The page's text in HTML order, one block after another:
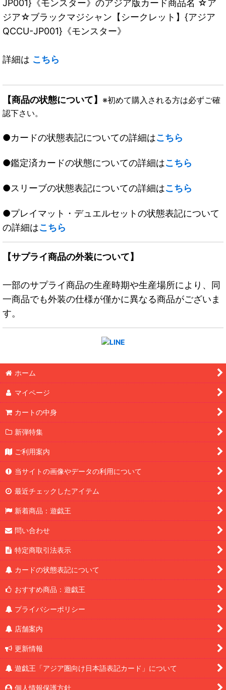
JP001}《モンスター》のアジア版カード商品名 ☆ア
ジア☆ブラックマジシャン【シークレット】{アジア
QCCU-JP001}《モンスター》
詳細は こちら
【商品の状態について】 ※初めて購入される方は必ずご確
認下さい。
●カードの状態表記についての詳細はこちら
●鑑定済カードの状態についての詳細はこちら
●スリーブの状態表記についての詳細はこちら
●プレイマット・デュエルセットの状態表記について
の詳細はこちら
【サプライ商品の外装について】
一部のサプライ商品の生産時期や生産場所により、同
一商品でも外装の仕様が僅かに異なる商品がございま
す。
ホーム
マイページ
カートの中身
新弾特集
ご利用案内
当サイトの画像やデータの利用について
最近チェックしたアイテム
新着商品：遊戯王
問い合わせ
特定商取引法表示
カードの状態表記について
おすすめ商品：遊戯王
プライバシーポリシー
店舗案内
更新情報
遊戯王「アジア圏向け日本語表記カード」について
個人情報保護方針